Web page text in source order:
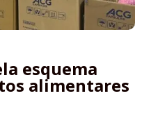
esquema
alimentares